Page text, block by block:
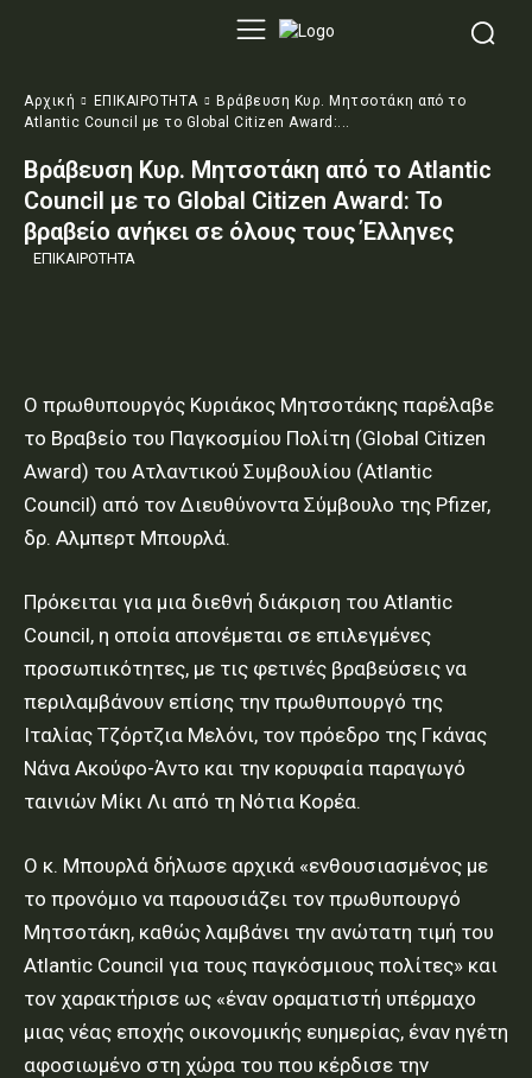
Αρχική ΕΠΙΚΑΙΡΟΤΗΤΑ
Βράβευση Κυρ. Μητσοτάκη από το
Atlantic Council με το Global Citizen Award:...
Βράβευση Κυρ. Μητσοτάκη από το Atlantic
Council με το Global Citizen Award: Το
βραβείο ανήκει σε όλους τους Έλληνες
ΕΠΙΚΑΙΡΟΤΗΤΑ
O πρωθυπουργός Κυριάκος Μητσοτάκης παρέλαβε
το Βραβείο του Παγκοσμίου Πολίτη (Global Citizen
Award) του Ατλαντικού Συμβουλίου (Atlantic
Council) από τον Διευθύνοντα Σύμβουλο της Pfizer,
δρ. Αλμπερτ Μπουρλά.
Πρόκειται για μια διεθνή διάκριση του Atlantic
Council, η οποία απονέμεται σε επιλεγμένες
προσωπικότητες, με τις φετινές βραβεύσεις να
περιλαμβάνουν επίσης την πρωθυπουργό της
Ιταλίας Τζόρτζια Μελόνι, τον πρόεδρο της Γκάνας
Νάνα Ακούφο-Άντο και την κορυφαία παραγωγό
ταινιών Μίκι Λι από τη Νότια Κορέα.
Ο κ. Μπουρλά δήλωσε αρχικά «ενθουσιασμένος με
το προνόμιο να παρουσιάζει τον πρωθυπουργό
Μητσοτάκη, καθώς λαμβάνει την ανώτατη τιμή του
Atlantic Council για τους παγκόσμιους πολίτες» και
τον χαρακτήρισε ως «έναν οραματιστή υπέρμαχο
μιας νέας εποχής οικονομικής ευημερίας, έναν ηγέτη
αφοσιωμένο στη χώρα του που κέρδισε την